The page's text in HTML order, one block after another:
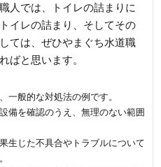
人では、トイレの詰まりに
イレの詰まり、そしてその
ては、ぜひやまぐち水道職
ばと思います。
一般的な対処法の例です。
備を確認のうえ、無理のない範囲
生じた不具合やトラブルについて